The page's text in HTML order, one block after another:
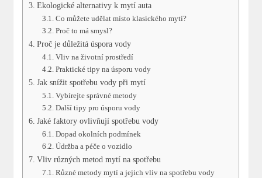
Ekologické alternativy k mytí auta
Co můžete udělat místo klasického mytí?
Proč to má smysl?
Proč je důležitá úspora vody
Vliv na životní prostředí
Praktické tipy na úsporu vody
Jak snížit spotřebu vody při mytí
Vybírejte správné metody
Další tipy pro úsporu vody
Jaké faktory ovlivňují spotřebu vody
Dopad okolních podmínek
Údržba a péče o vozidlo
Vliv různých metod mytí na spotřebu
Různé metody mytí a jejich vliv na spotřebu vody